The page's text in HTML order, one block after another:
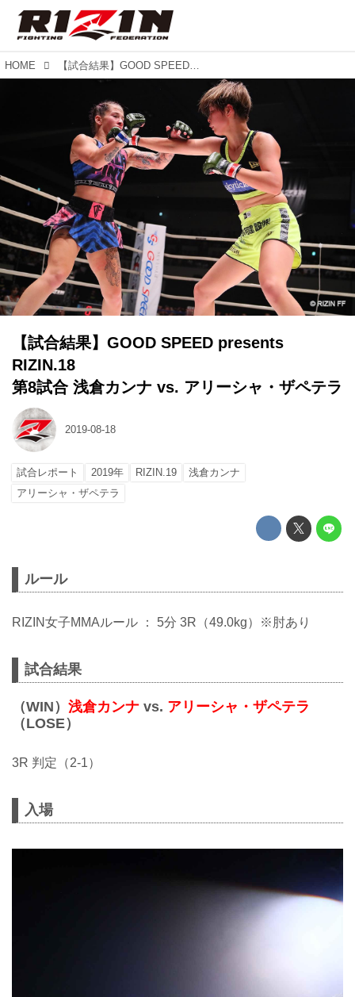
HOME 【試合結果】GOOD SPEED presents RIZIN.18 第8試合 浅倉カンナ vs. アリーシャ・ザペテラ
【試合結果】GOOD SPEED presents
RIZIN.18
第8試合 浅倉カンナ vs. アリーシャ・ザペテラ
2019-08-18
試合レポート 2019年 RIZIN.19
浅倉カンナ
アリーシャ・ザペテラ
ルール
RIZIN女子MMAルール ： 5分 3R（49.0kg）※肘あり
試合結果
（WIN） 浅倉カンナ vs. アリーシャ・ザペテラ
（LOSE）
3R 判定（2-1）
入場